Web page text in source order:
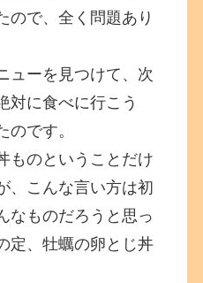
ので、全く問題あり
ューを見つけて、次
対に食べに行こう
のです。
ものということだけ
、こんな言い方は初
なものだろうと思っ
定、牡蠣の卵とじ丼